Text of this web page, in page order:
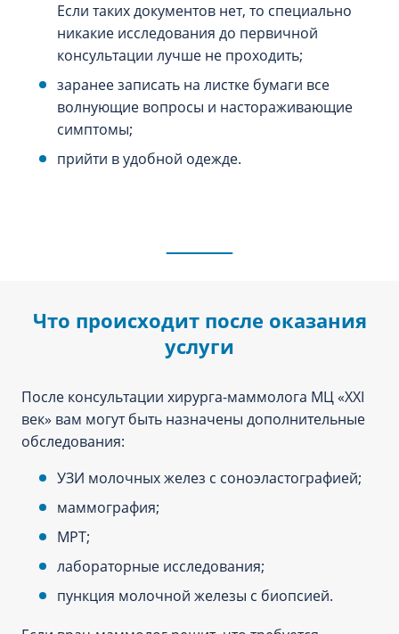
Если таких документов нет, то специально
никакие исследования до первичной
консультации лучше не проходить;
заранее записать на листке бумаги все
волнующие вопросы и настораживающие
симптомы;
прийти в удобной одежде.
Что происходит после оказания
услуги
После консультации хирурга-маммолога МЦ «XXI
век» вам могут быть назначены дополнительные
обследования:
УЗИ молочных желез с соноэластографией;
маммография;
МРТ;
лабораторные исследования;
пункция молочной железы с биопсией.